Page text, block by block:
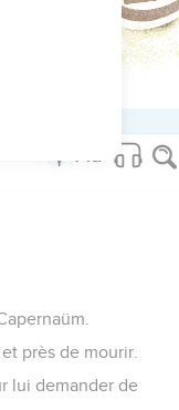
www.editionsbiblio.fr
près de mourir.
lui demander de